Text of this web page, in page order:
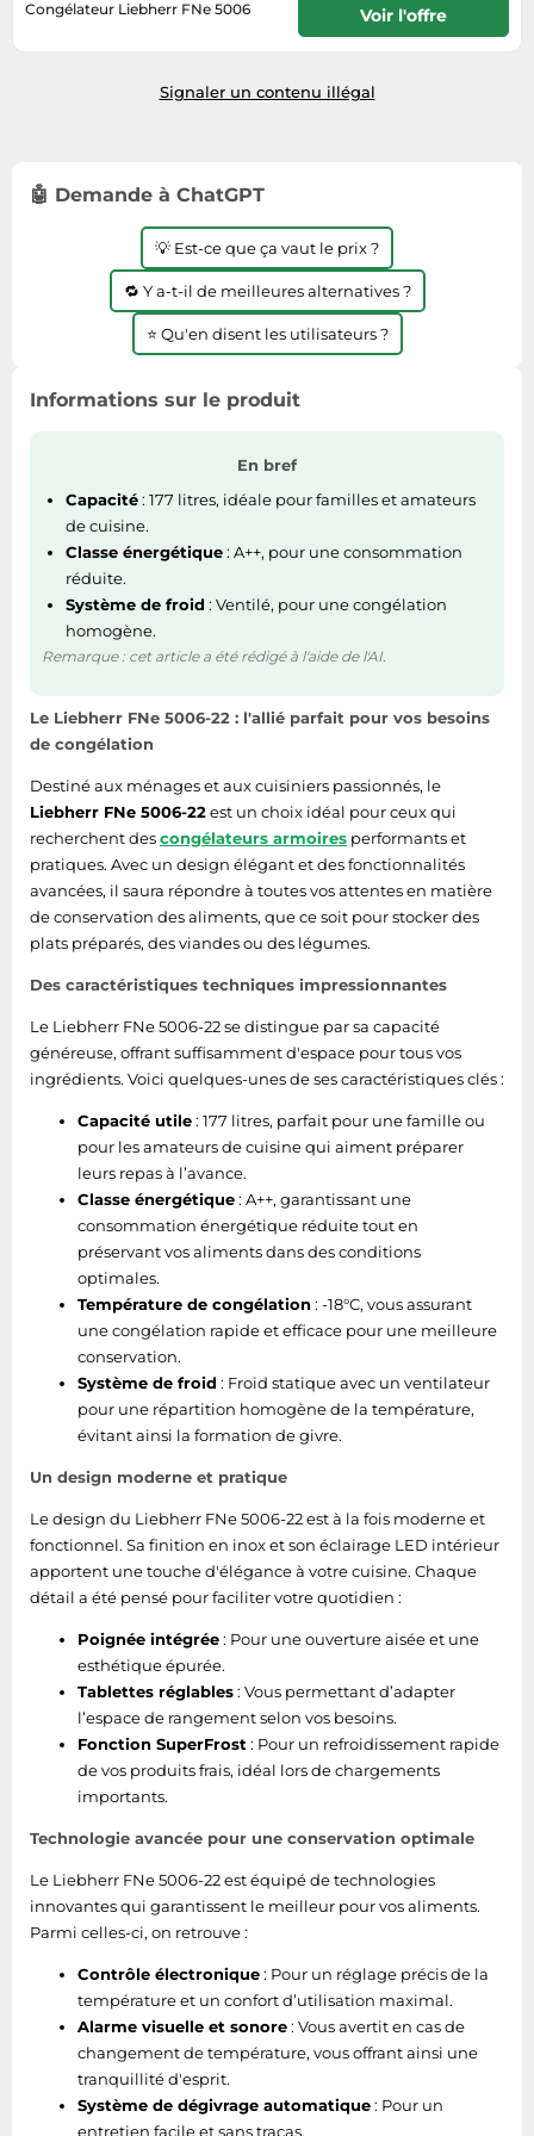
Textiles de maison
Tronçonneuses
Informatique
Médias
Objectifs photo
Ordinateurs portables
Plaques de cuisson
Robots de cuisine
Smartphones
Sèche-linge
Tablettes tactiles
Tondeuses cheveux & barbe
Téléphonie
Téléviseurs
Télévision & vidéo
Électroménager
Vélos
Vêtements de sport
Congélateur Liebherr FNe 5006 Voir l'offre
Signaler un contenu illégal
🤖 Demande à ChatGPT
💡 Est-ce que ça vaut le prix ?
🔁 Y a-t-il de meilleures alternatives ?
⭐ Qu'en disent les utilisateurs ?
Informations sur le produit
En bref
Capacité: 177 litres, idéale pour familles et amateurs
de cuisine.
Classe énergétique: A++, pour une consommation
réduite.
Système de froid : Ventilé, pour une congélation
homogène.
Remarque : cet article a été rédigé à l'aide de l'AI.
Le Liebherr FNe 5006-22 : l'allié parfait pour vos besoins
de congélation
Destiné aux ménages et aux cuisiniers passionnés, le
Liebherr FNe 5006-22est un choix idéal pour ceux qui
recherchent descongélateurs armoires performants et
pratiques. Avec un design élégant et des fonctionnalités
avancées, il saura répondre à toutes vos attentes en matière
de conservation des aliments, que ce soit pour stocker des
plats préparés, des viandes ou des légumes.
Des caractéristiques techniques impressionnantes
Le Liebherr FNe 5006-22 se distingue par sa capacité
généreuse, offrant suffisamment d'espace pour tous vos
ingrédients. Voici quelques-unes de ses caractéristiques clés :
Capacité utile: 177 litres, parfait pour une famille ou
pour les amateurs de cuisine qui aiment préparer
leurs repas à l’avance.
Classe énergétique: A++, garantissant une
consommation énergétique réduite tout en
préservant vos aliments dans des conditions
optimales.
Température de congélation: -18°C, vous assurant
une congélation rapide et efficace pour une meilleure
conservation.
Système de froid : Froid statique avec un ventilateur
pour une répartition homogène de la température,
évitant ainsi la formation de givre.
Un design moderne et pratique
Le design du Liebherr FNe 5006-22 est à la fois moderne et
fonctionnel. Sa finition en inox et son éclairage LED intérieur
apportent une touche d'élégance à votre cuisine. Chaque
détail a été pensé pour faciliter votre quotidien :
Poignée intégrée: Pour une ouverture aisée et une
esthétique épurée.
Tablettes réglables: Vous permettant d’adapter
l’espace de rangement selon vos besoins.
Fonction SuperFrost : Pour un refroidissement rapide
de vos produits frais, idéal lors de chargements
importants.
Technologie avancée pour une conservation optimale
Le Liebherr FNe 5006-22 est équipé de technologies
innovantes qui garantissent le meilleur pour vos aliments.
Parmi celles-ci, on retrouve :
Contrôle électronique: Pour un réglage précis de la
température et un confort d’utilisation maximal.
Alarme visuelle et sonore: Vous avertit en cas de
changement de température, vous offrant ainsi une
tranquillité d'esprit.
Système de dégivrage automatique: Pour un
entretien facile et sans tracas.